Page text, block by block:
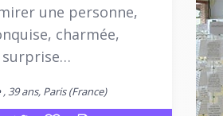
une personne,
charmée,
surprise…
, 39 ans, Paris (France)